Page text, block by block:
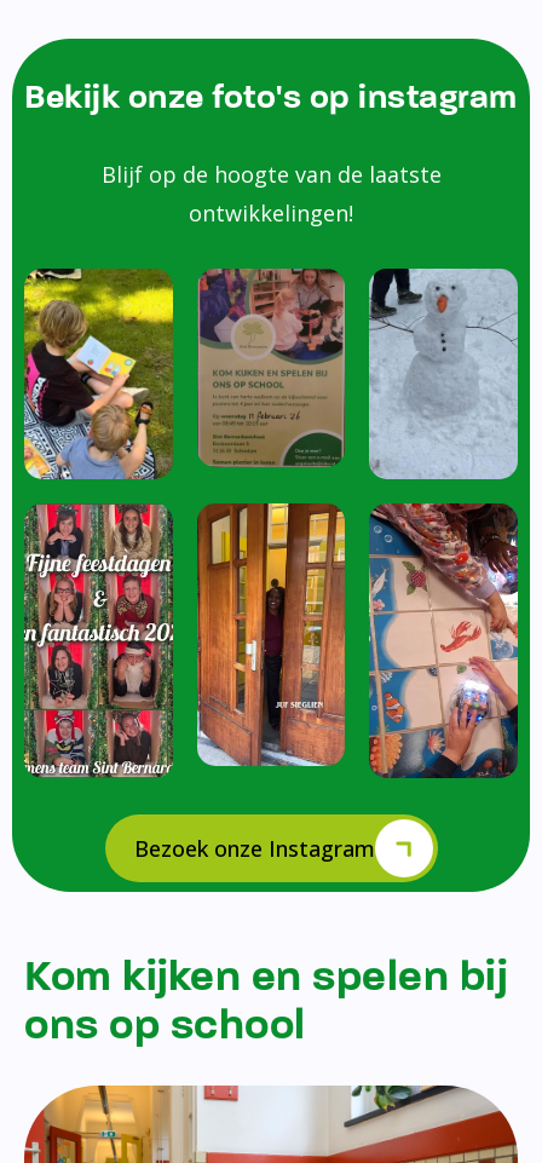
Bekijk onze foto's op instagram
Blijf op de hoogte van de laatste
ontwikkelingen!
Bezoek onze Instagram
Kom kijken en spelen bij
ons op school